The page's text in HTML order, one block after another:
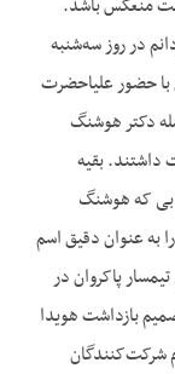
در روز سه‌شنبه
با حضور علیاحضرت
دکتر هوشنگ
داشتند. بقیه
که هوشنگ
به عنوان دقیق اسم
پاکروان در
بازداشت هویدا
شرکت‌کنندگان